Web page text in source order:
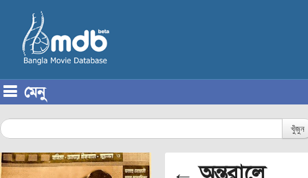
মেনু
খুঁজুন